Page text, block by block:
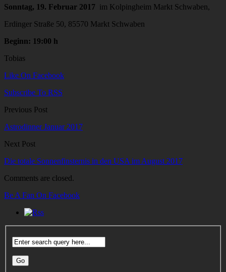
Sonntag, 19. Februar 2017 im Kolpingheim Markt Schwaben,
Erdinger Straße 50, 85570 Markt Schwaben
Beginn: 19:00 h
Tobias
Like On Facebook
Subscribe To RSS
Previous Post
Astrodinner Januar 2017
Next Post
Die totale Sonnenfinsternis in den USA im August 2017
Comments are closed.
Be A Fan On Facebook